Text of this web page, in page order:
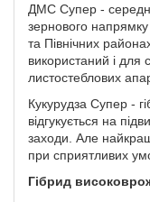
ДМС Супер -
зернового
та Північних
використаний і для
листостеблових
Кукурудза Супер -
відгукується на
заходи. Але
при сприятливих
Гібрид